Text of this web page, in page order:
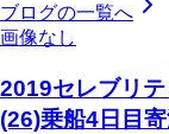
ブログの一覧へ
画像なし
2019セレブリ
(26)乗船4日目